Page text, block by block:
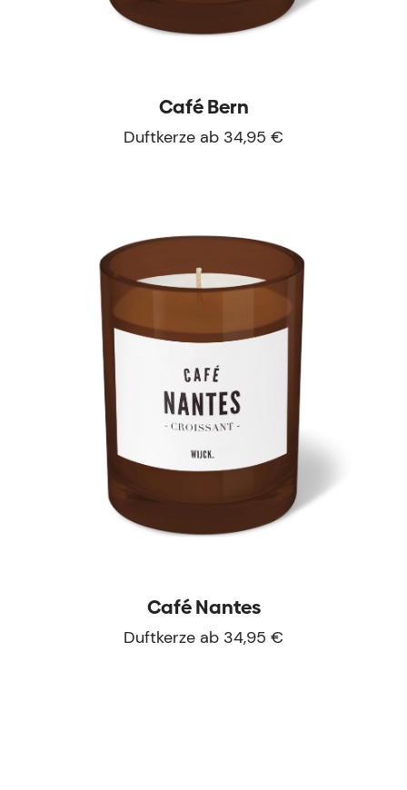
Café Bern
Duftkerze ab 34,95 €
Café Nantes
Duftkerze ab 34,95 €